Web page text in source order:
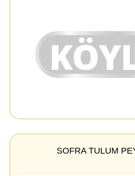
SOFRA TULUM